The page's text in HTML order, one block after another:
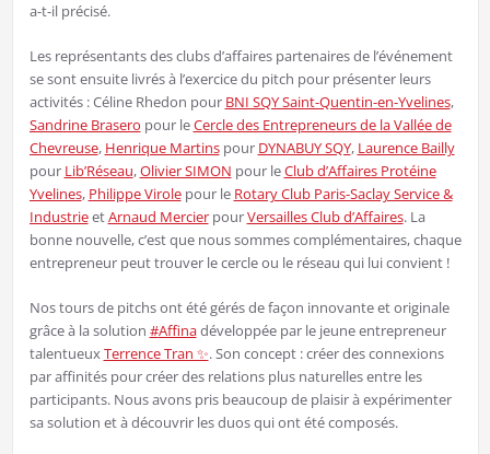
a-t-il précisé.
Les représentants des clubs d’affaires partenaires de l’événement
se sont ensuite livrés à l’exercice du pitch pour présenter leurs
activités : Céline Rhedon pour BNI SQY Saint-Quentin-en-Yvelines,
Sandrine Brasero pour leCercle des Entrepreneurs de la Vallée de
Chevreuse, Henrique Martinspour DYNABUY SQY, Laurence Bailly
pour Lib’Réseau,Olivier SIMON pour leClub d’Affaires Protéine
Yvelines, Philippe Virolepour le Rotary Club Paris-Saclay Service &
IndustrieetArnaud MercierpourVersailles Club d’Affaires. La
bonne nouvelle, c’est que nous sommes complémentaires, chaque
entrepreneur peut trouver le cercle ou le réseau qui lui convient !
Nos tours de pitchs ont été gérés de façon innovante et originale
grâce à la solution hashtag
#Affinadéveloppée par le jeune entrepreneur
talentueuxTerrence Tran ✨. Son concept : créer des connexions
par affinités pour créer des relations plus naturelles entre les
participants. Nous avons pris beaucoup de plaisir à expérimenter
sa solution et à découvrir les duos qui ont été composés.